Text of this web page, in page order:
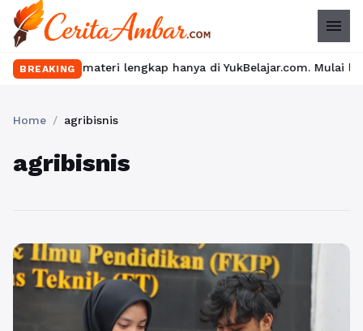
menu
BREAKING
lengkap hanya di YukBelajar.com. Mulai langkah
Home / agribisnis
agribisnis